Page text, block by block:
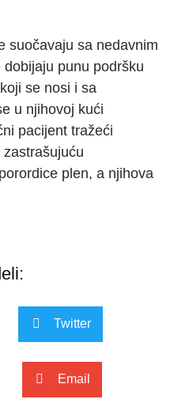
suočavaju sa nedavnim
punu podršku
se nosi i sa
u njihovoj kući
pacijent tražeći
plen, a njihova
Twitter
Email